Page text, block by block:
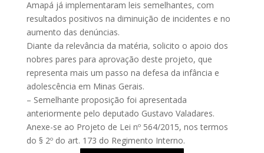
Amapá já implementaram leis semelhantes, com
resultados positivos na diminuição de incidentes e no
aumento das denúncias.
Diante da relevância da matéria, solicito o apoio dos
nobres pares para aprovação deste projeto, que
representa mais um passo na defesa da infância e
adolescência em Minas Gerais.
– Semelhante proposição foi apresentada
anteriormente pelo deputado Gustavo Valadares.
Anexe-se ao Projeto de Lei nº 564/2015, nos termos
do § 2º do art. 173 do Regimento Interno.